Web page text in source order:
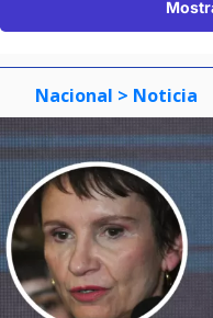
Nacional > Noticia